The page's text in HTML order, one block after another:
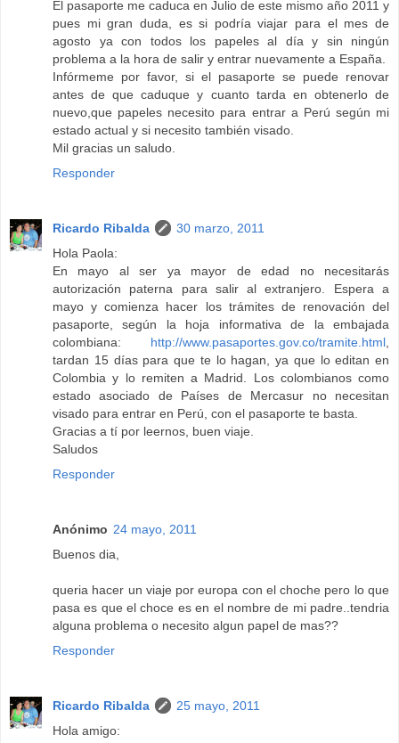
El pasaporte me caduca en Julio de este mismo año 2011 y
pues mi gran duda, es si podría viajar para el mes de
agosto ya con todos los papeles al día y sin ningún
problema a la hora de salir y entrar nuevamente a España.
Infórmeme por favor, si el pasaporte se puede renovar
antes de que caduque y cuanto tarda en obtenerlo de
nuevo,que papeles necesito para entrar a Perú según mi
estado actual y si necesito también visado.
Mil gracias un saludo.
Responder
Ricardo Ribalda
30 marzo, 2011
Hola Paola:
En mayo al ser ya mayor de edad no necesitarás
autorización paterna para salir al extranjero. Espera a
mayo y comienza hacer los trámites de renovación del
pasaporte, según la hoja informativa de la embajada
colombiana: http://www.pasaportes.gov.co/tramite.html
tardan 15 días para que te lo hagan, ya que lo editan en
Colombia y lo remiten a Madrid. Los colombianos como
estado asociado de Países de Mercasur no necesitan
visado para entrar en Perú, con el pasaporte te basta.
Gracias a tí por leernos, buen viaje.
Saludos
Responder
Anónimo 24 mayo, 2011
Buenos dia,
queria hacer un viaje por europa con el choche pero lo que
pasa es que el choce es en el nombre de mi padre..tendria
alguna problema o necesito algun papel de mas??
Responder
Ricardo Ribalda
25 mayo, 2011
Hola amigo: